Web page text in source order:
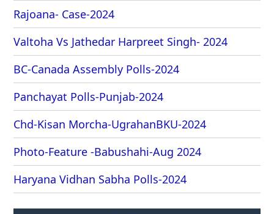
Rajoana- Case-2024
Valtoha Vs Jathedar Harpreet Singh- 2024
BC-Canada Assembly Polls-2024
Panchayat Polls-Punjab-2024
Chd-Kisan Morcha-UgrahanBKU-2024
Photo-Feature -Babushahi-Aug 2024
Haryana Vidhan Sabha Polls-2024